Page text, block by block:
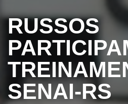
RUSSOS
SENAI-RS